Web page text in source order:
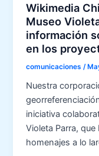
Wikimedia
Museo
información
en los
comunicaciones /
Nuestra
iniciativa
Violeta Parra,
homenajes a lo